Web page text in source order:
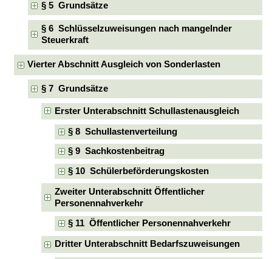
§ 5 Grundsätze
§ 6 Schlüsselzuweisungen nach mangelnder
Steuerkraft
Vierter Abschnitt Ausgleich von Sonderlasten
§ 7 Grundsätze
Erster Unterabschnitt Schullastenausgleich
§ 8 Schullastenverteilung
§ 9 Sachkostenbeitrag
§ 10 Schülerbeförderungskosten
Zweiter Unterabschnitt Öffentlicher
Personennahverkehr
§ 11 Öffentlicher Personennahverkehr
Dritter Unterabschnitt Bedarfszuweisungen